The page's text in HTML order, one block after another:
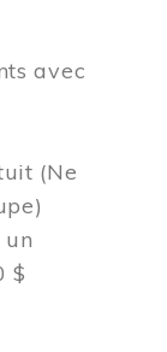
avec
(Ne
$